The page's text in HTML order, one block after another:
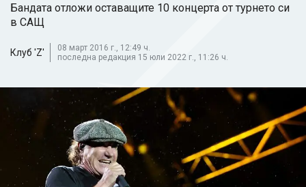
Бандата отложи оставащите 10 концерта от турнето си
в САЩ
Клуб 'Z'
08 март 2016 г., 12:49 ч.
последна редакция 15 юли 2022 г., 11:26 ч.